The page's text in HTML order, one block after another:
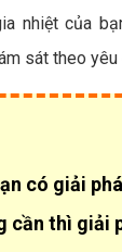
nhiệt của
sát theo yêu
có giải
cần thì giải